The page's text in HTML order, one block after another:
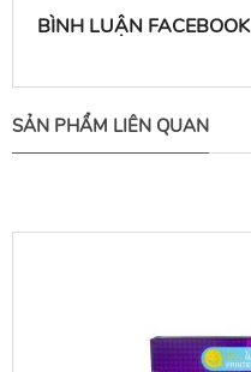
BÌNH LUẬN FACEBOOK
SẢN PHẨM LIÊN QUAN